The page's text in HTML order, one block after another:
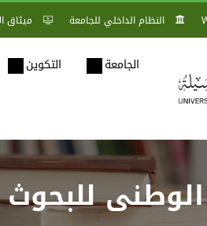
النظام الداخلي للجامعة ميثاق
الجامعة التكوين
للبحوث